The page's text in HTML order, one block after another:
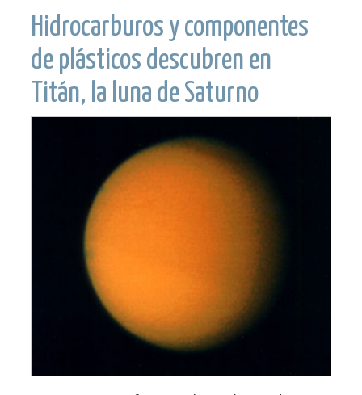
Hidrocarburos y componentes
de plásticos descubren en
Titán, la luna de Saturno